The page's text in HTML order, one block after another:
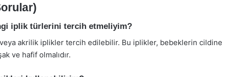
iplik türlerini tercih etmeliyim?
akrilik iplikler tercih edilebilir. Bu iplikler, bebeklerin cildine
ve hafif olmalıdır.